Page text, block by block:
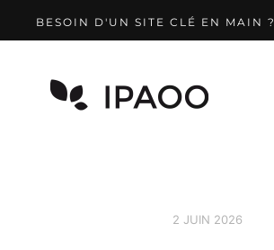
BESOIN D'UN SITE CLÉ EN MAIN ?
2 JUIN 2026